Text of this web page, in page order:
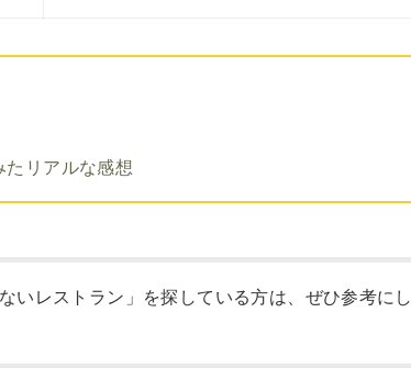
たリアルな感想
いレストラン」を探している方は、ぜひ参考にし